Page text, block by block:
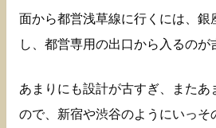
面から都営浅草線に行くには、銀
し、都営専用の出口から入るのが
あまりにも設計が古すぎ、またあ
ので、新宿や渋谷のようにいっそ